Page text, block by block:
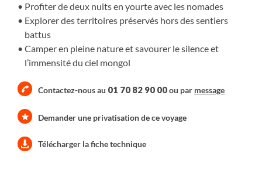
Profiter de deux nuits en yourte avec les nomades
Explorer des territoires préservés hors des sentiers
battus
Camper en pleine nature et savourer le silence et
l’immensité du ciel mongol
Contactez-nous au 01 70 82 90 00ou par message
Demander une privatisation de ce voyage
Télécharger la fiche technique